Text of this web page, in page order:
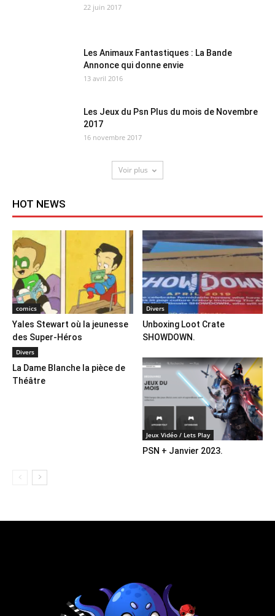
22 juin 2017
Les Animaux Fantastiques : La Bande
Annonce qui donne envie
13 avril 2016
Les Jeux du Psn Plus du mois de Novembre
2017
16 novembre 2017
Voir plus
HOT NEWS
comics
Yales Stewart où la jeunesse
des Super-Héros
Divers
Unboxing Loot Crate
SHOWDOWN.
Divers
La Dame Blanche la pièce de
Théâtre
Jeux Vidéo / Lets Play
PSN + Janvier 2023.